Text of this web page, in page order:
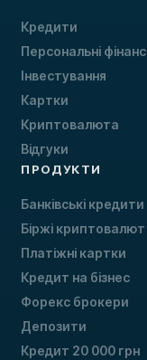
Кредити
Персональні
Інвестування
Картки
Криптовалюта
Відгуки
ПРОДУКТИ
Банківські кредити
Біржі криптовалют
Платіжні картки
Кредит на бізнес
Форекс брокери
Депозити
Кредит 20 000 грн